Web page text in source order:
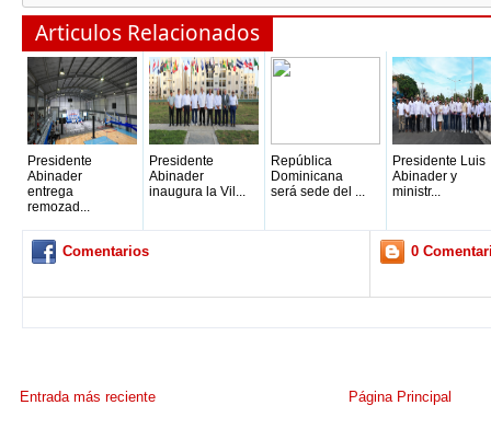
Articulos Relacionados
Presidente
Abinader
entrega
remozad...
Presidente
Abinader
inaugura la Vil...
República
Dominicana
será sede del ...
Presidente Luis
Abinader y
ministr...
Comentarios 0
Entrada más reciente Página Principal